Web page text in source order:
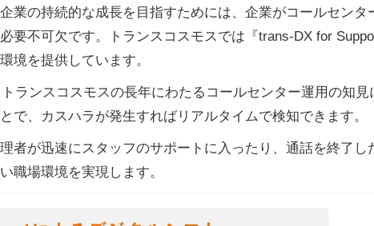
業の持続的な成長を目指すためには、企業がコールセン
要不可欠です。トランスコスモスでは『trans-DX for
境を提供しています。
トランスコスモスの長年にわたるコールセンター運用の知
で、カスハラが発生すればリアルタイムで検知できます。
者が迅速にスタッフのサポートに入ったり、通話を終了
職場環境を実現します。